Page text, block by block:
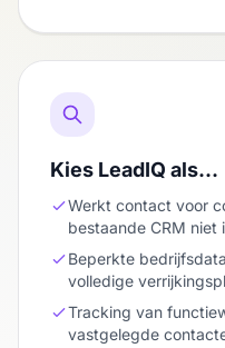
Kies LeadIQ als…
Werkt contact voor
bestaande CRM niet
Beperkte
volledige
Tracking van
vastgelegde